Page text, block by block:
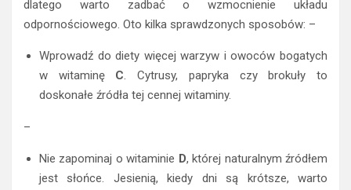
dlatego warto zadbać o wzmocnienie układu
odpornościowego. Oto kilka sprawdzonych sposobów: –
Wprowadź do diety więcej warzyw i owoców bogatych
w witaminę C. Cytrusy, papryka czy brokuły to
doskonałe źródła tej cennej witaminy.
–
Nie zapominaj o witaminie D, której naturalnym źródłem
jest słońce. Jesienią, kiedy dni są krótsze, warto